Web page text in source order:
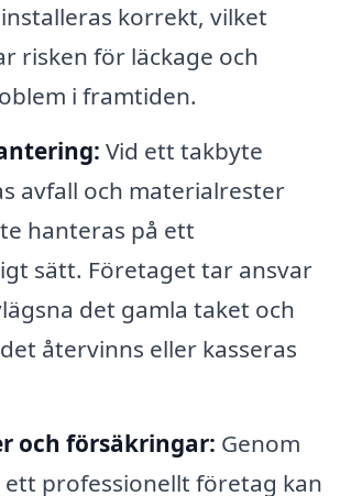
korrekt, vilket
risken för läckage och
i framtiden.
Vid ett takbyte
avfall och materialrester
hanteras på ett
sätt. Företaget tar ansvar
det gamla taket och
återvinns eller kasseras
och försäkringar: Genom
professionellt företag kan